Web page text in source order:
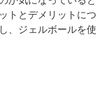
トとデメリットにつ
、ジェルボールを使